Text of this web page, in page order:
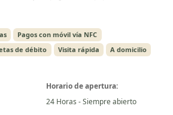
Pagos con móvil vía NFC
de débito Visita rápida
A domicilio
Horario de apertura:
24 Horas - Siempre abierto